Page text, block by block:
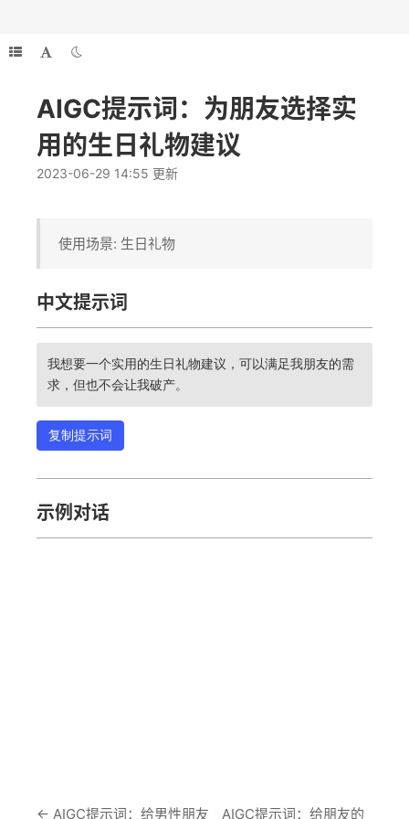
AIGC提示词：为朋友选择实
用的生日礼物建议
2023-06-29 14:55 更新
使用场景: 生日礼物
中文提示词
我想要一个实用的生日礼物建议，可以满足我朋友的需
求，但也不会让我破产。
复制提示词
示例对话
← AIGC提示词：给男性朋友 AIGC提示词：给朋友的